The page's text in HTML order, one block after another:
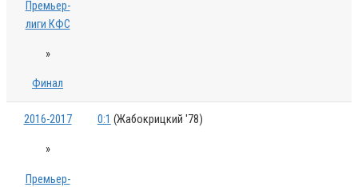
Премьер-
лиги КФС
»
Финал
2016-2017
»
Премьер-
0:1 (Жабокрицкий '78)